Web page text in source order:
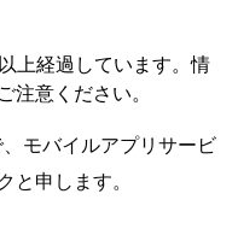
上経過しています。情
意ください。
モバイルアプリサービ
申します。